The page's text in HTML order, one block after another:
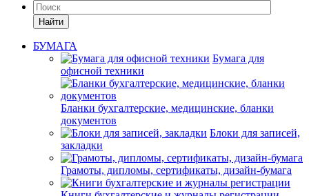
Найти
БУМАГА
Бумага для
офисной техники
Бланки бухгалтерские, медицинские, бланки
документов
Блоки для записей,
закладки
Грамоты, дипломы, сертификаты, дизайн-бумага